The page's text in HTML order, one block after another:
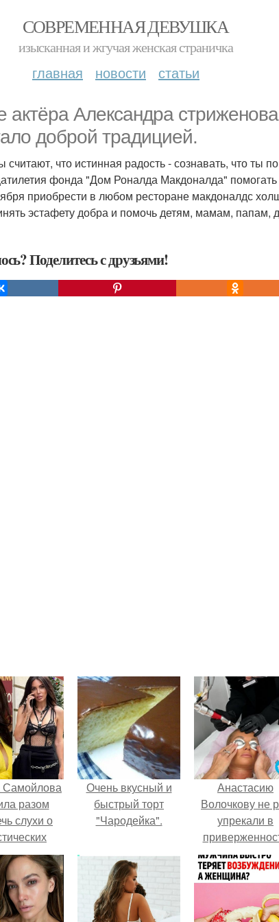
СОВРЕМЕННАЯ ДЕВУШКА
изысканная и жгучая женская страничка
главная новости статьи
актёра Александра
доброй традицией.
что истинная радость - сознавать, что ты
фонда "Дом Роналда Макдоналда"
приобрести в любом ресторане макдоналдс
эстафету добра и помочь детям, мамам,
Поделитесь с друзьями!
Самойлова
разом
слухи о
и
Очень вкусный и
быстрый торт
"Чародейка".
Анастасию
Волочкову не
упрекали в
устаревшим
процедурам.